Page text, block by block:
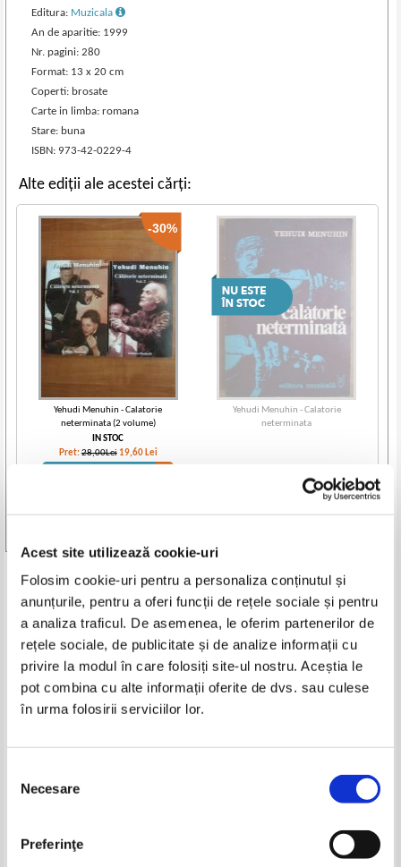
Acest site utilizează cookie-uri
Folosim cookie-uri pentru a personaliza conținutul și
anunțurile, pentru a oferi funcții de rețele sociale și pentru
a analiza traficul. De asemenea, le oferim partenerilor de
rețele sociale, de publicitate și de analize informații cu
privire la modul în care folosiți site-ul nostru. Aceștia le
pot combina cu alte informații oferite de dvs. sau culese
în urma folosirii serviciilor lor.
consimțământului
Necesare
Preferinţe
Editura: Muzicala
An de aparitie: 1999
Nr. pagini: 280
Format: 13 x 20 cm
Coperti: brosate
Carte in limba: romana
Stare: buna
ISBN: 973-42-0229-4
Alte ediții ale acestei cărți:
-30%
Yehudi Menuhin - Calatorie
neterminata (2 volume)
IN STOC
Pret:28,00Lei 19,60 Lei
Yehudi Menuhin - Calatorie
neterminata
Yehudi Menuhin - Calatorie
Produse din aceeasi categorie
-35%
Pret:16,00Lei
-35%
Lei